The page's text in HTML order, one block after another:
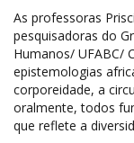
As professoras
pesquisadoras do
Humanos/ UFABC/
epistemologias
corporeidade, a
oralmente, todos
que reflete a